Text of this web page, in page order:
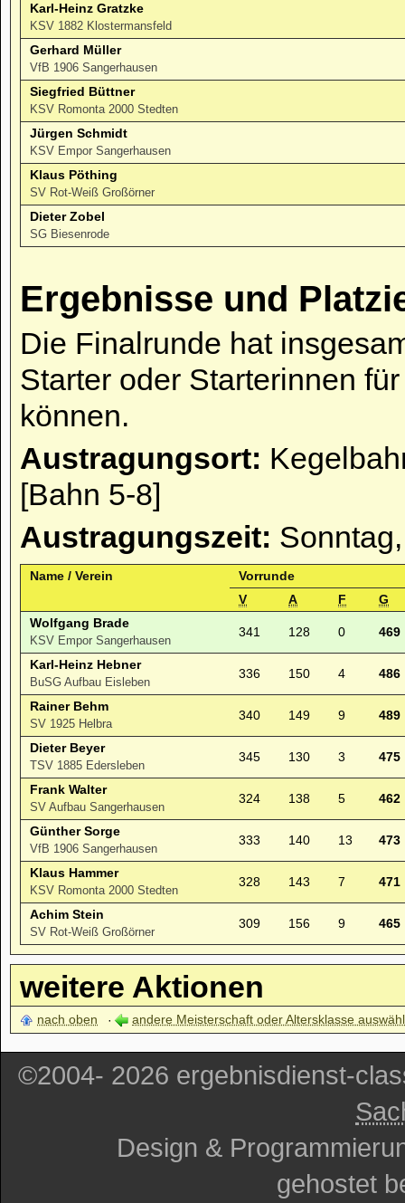
Karl-Heinz Gratzke
KSV 1882 Klostermansfeld
Gerhard Müller
VfB 1906 Sangerhausen
Siegfried Büttner
KSV Romonta 2000 Stedten
Jürgen Schmidt
KSV Empor Sangerhausen
Klaus Pöthing
SV Rot-Weiß Großörner
Dieter Zobel
SG Biesenrode
Ergebnisse und
Die Finalrunde hat
Starter oder Starterinnen
können.
Austragungsort:
[Bahn 5-8]
Austragungszeit:
Name / Verein
Vorrunde
V
A F
G
Wolfgang Brade
KSV Empor Sangerhausen
341 128 0 469
Karl-Heinz Hebner
BuSG Aufbau Eisleben
336 150 4 486
Rainer Behm
SV 1925 Helbra
340 149 9 489
Dieter Beyer
TSV 1885 Edersleben
345 130 3 475
Frank Walter
SV Aufbau Sangerhausen
324 138 5 462
Günther Sorge
VfB 1906 Sangerhausen
333 140 13 473
Klaus Hammer
KSV Romonta 2000 Stedten
328 143 7 471
Achim Stein
SV Rot-Weiß Großörner
309 156 9 465
weitere Aktionen
nach oben andere Meisterschaft oder Altersklasse
©2004- 2026 ergebnisdienst-
Design &
gehostet